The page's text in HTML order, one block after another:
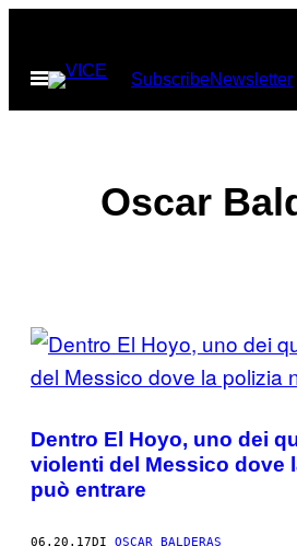
contenuto
Apri
menu
SubscribeNewsletter
Oscar
POSTS
BY
THIS
AUTHOR
Dentro El Hoyo, uno dei
violenti del Messico dove
può entrare
06.20.17DI OSCAR BALDERAS